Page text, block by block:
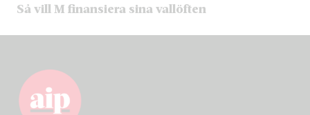
Så vill M finansiera sina vallöften